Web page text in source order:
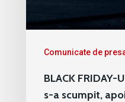
Comunicate de
BLACK FRIDAY-
s-a scumpit,